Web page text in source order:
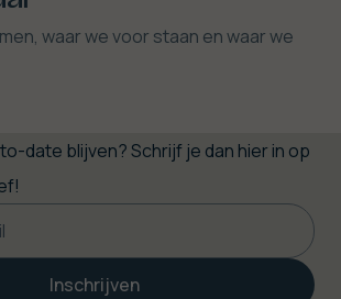
waar we voor staan en waar we
date blijven? Schrijf je dan hier in op
Inschrijven